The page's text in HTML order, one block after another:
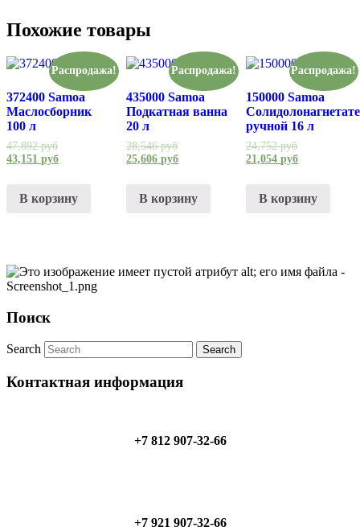
Похожие товары
Распродажа!
372400 Samoa
Маслосборник
100 л
47,892руб
43,151 руб
В корзину
Распродажа!
435000 Samoa
Подкатная ванна
20 л
28,546руб
25,606руб
В корзину
Распродажа!
150000 Samoa
ручной 16 л
24,752руб
21,054руб
В корзину
Поиск
Search
Контактная информация
+7 812 907-32-66
+7 921 907-32-66